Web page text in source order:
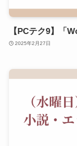
【PCテク9】「
2025年2月27日